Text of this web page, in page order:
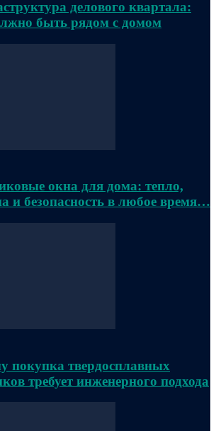
делового квартала:
быть рядом с домом
окна для дома: тепло,
и безопасность в любое время…
покупка твердосплавных
требует инженерного подхода